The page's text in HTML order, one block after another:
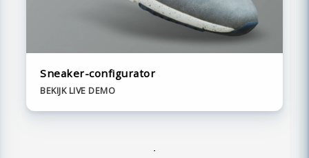
Sneaker-configurator
BEKIJK LIVE DEMO